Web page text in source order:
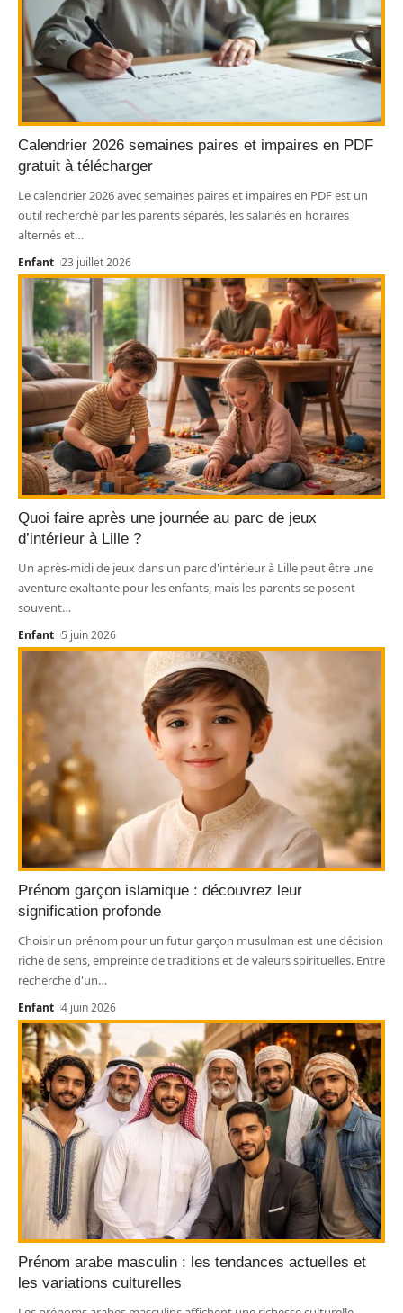
Calendrier 2026 semaines paires et impaires en PDF
gratuit à télécharger
Le calendrier 2026 avec semaines paires et impaires en PDF est un
outil recherché par les parents séparés, les salariés en horaires
alternés et…
Enfant 23 juillet 2026
Quoi faire après une journée au parc de jeux
d’intérieur à Lille ?
Un après-midi de jeux dans un parc d'intérieur à Lille peut être une
aventure exaltante pour les enfants, mais les parents se posent
souvent…
Enfant 5 juin 2026
Prénom garçon islamique : découvrez leur
signification profonde
Choisir un prénom pour un futur garçon musulman est une décision
riche de sens, empreinte de traditions et de valeurs spirituelles. Entre
recherche d'un…
Enfant 4 juin 2026
Prénom arabe masculin : les tendances actuelles et
les variations culturelles